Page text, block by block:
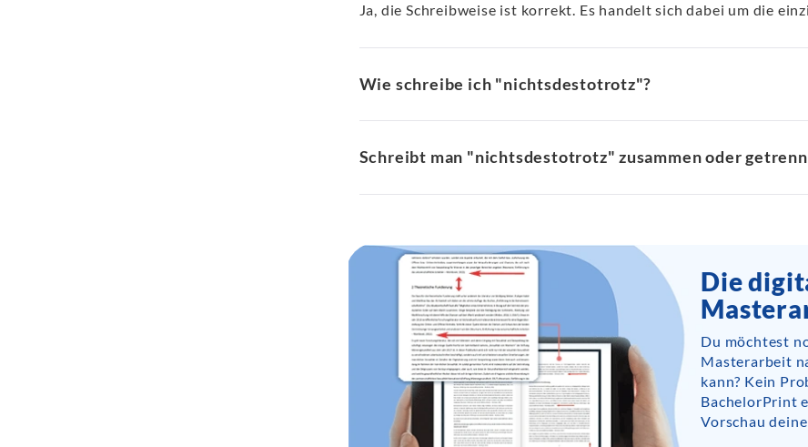
Ja, die Schreibweise ist korrekt. Es handelt sich dabei um die
Wie schreibe ich "nichtsdestotrotz"?
Schreibt man "nichtsdestotrotz" zusammen oder
Die
Du möchtest
Masterarbeit
kann? Kein
BachelorPrint
Vorschau